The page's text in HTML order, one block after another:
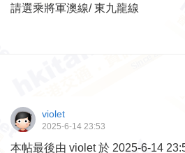
請選乘將軍澳線/ 東九龍線
violet
2025-6-14 23:53
本帖最後由 violet 於 2025-6-14